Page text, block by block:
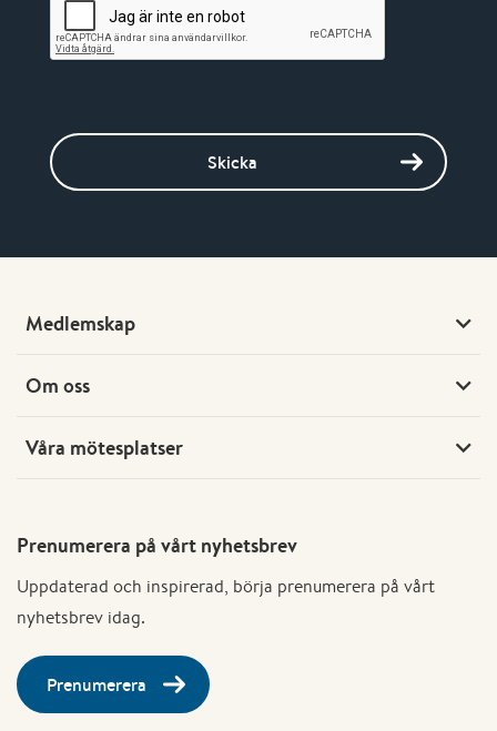
Skicka
Medlemskap
Om oss
Våra mötesplatser
Prenumerera på vårt nyhetsbrev
Uppdaterad och inspirerad, börja prenumerera på vårt
nyhetsbrev idag.
Prenumerera